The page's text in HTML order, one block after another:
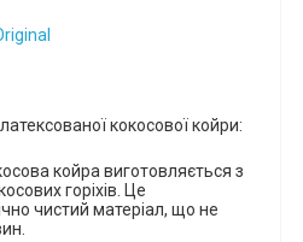
кокосової койри:
койра виготовляється з
горіхів. Це
чистий матеріал, що не